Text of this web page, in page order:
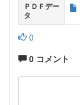
ＰＤＦデー
タ
0
0 コメント